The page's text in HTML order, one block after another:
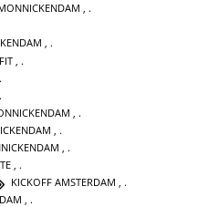
,
,
FIT
KICKOFF AMSTERDAM
,